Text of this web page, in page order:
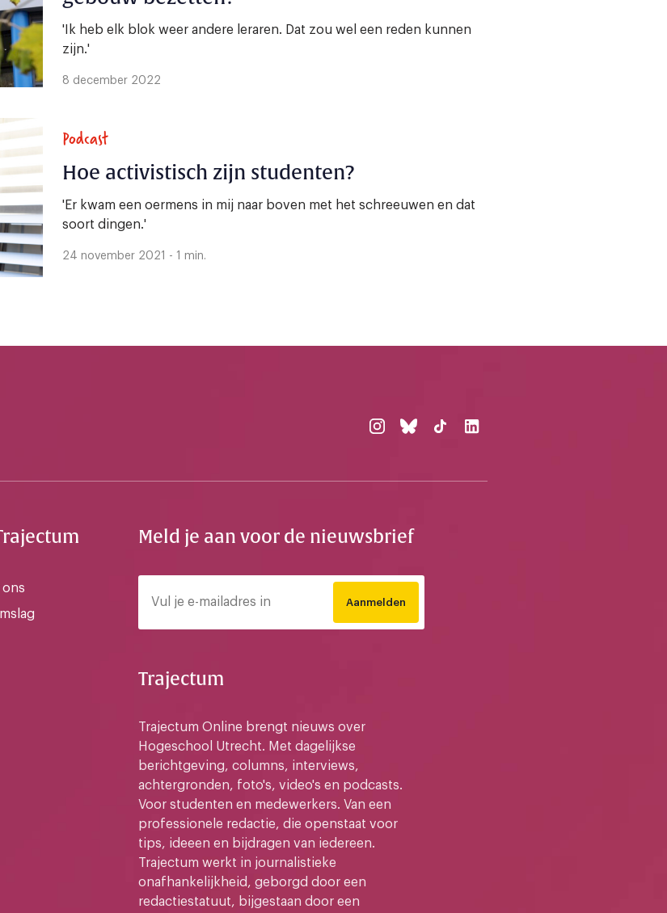
'Ik heb elk blok weer andere leraren. Dat zou wel een reden kunnen
zijn.'
8 december 2022
Podcast
Hoe activistisch zijn studenten?
'Er kwam een oermens in mij naar boven met het schreeuwen en dat
soort dingen.'
24 november 2021 - 1 min.
ons
Meld je aan voor de nieuwsbrief
Aanmelden
Trajectum
Trajectum Online brengt nieuws over
Hogeschool Utrecht. Met dagelijkse
berichtgeving, columns, interviews,
achtergronden, foto's, video's en podcasts.
Voor studenten en medewerkers. Van een
professionele redactie, die openstaat voor
tips, ideeen en bijdragen van iedereen.
Trajectum werkt in journalistieke
onafhankelijkheid, geborgd door een
redactiestatuut, bijgestaan door een